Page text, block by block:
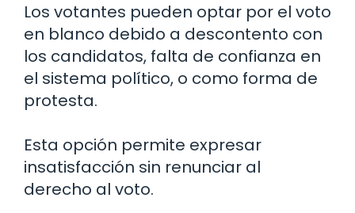
Los votantes pueden optar por el voto
en blanco debido a descontento con
los candidatos, falta de confianza en
el sistema político, o como forma de
protesta.
Esta opción permite expresar
insatisfacción sin renunciar al
derecho al voto.